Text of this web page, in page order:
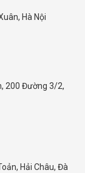
Hà Nội
200 Đường 3/2,
Hải Châu, Đà